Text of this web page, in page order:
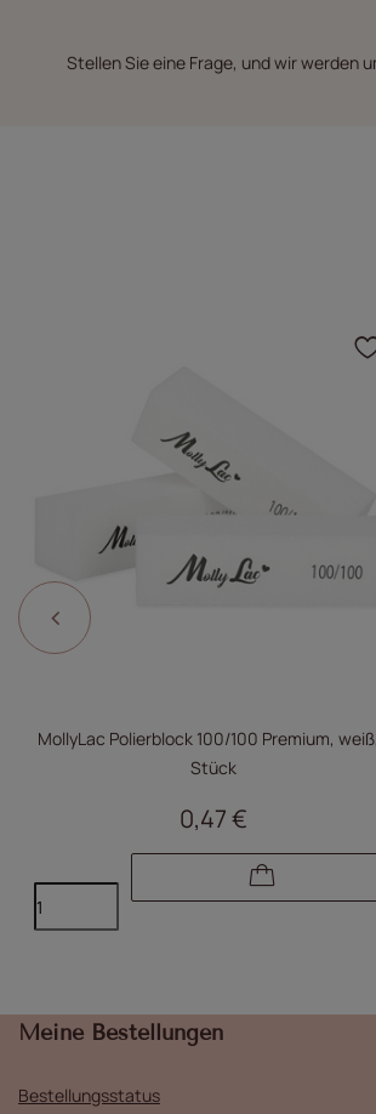
Stellen Sie eine Frage, und wir
MollyLac Polierblock 100/100 Premium,
Stück
0,47 €
Meine Bestellungen
Bestellungsstatus